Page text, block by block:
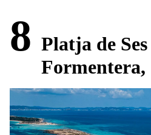
8 Platja de
Formentera,